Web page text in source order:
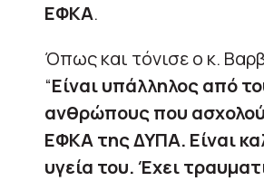
ΕΦΚΑ.
Όπως και τόνισε ο κ.
“Είναι υπάλληλος από
ανθρώπους που
ΕΦΚΑ της ΔΥΠΑ. Είναι
υγεία του. Έχει